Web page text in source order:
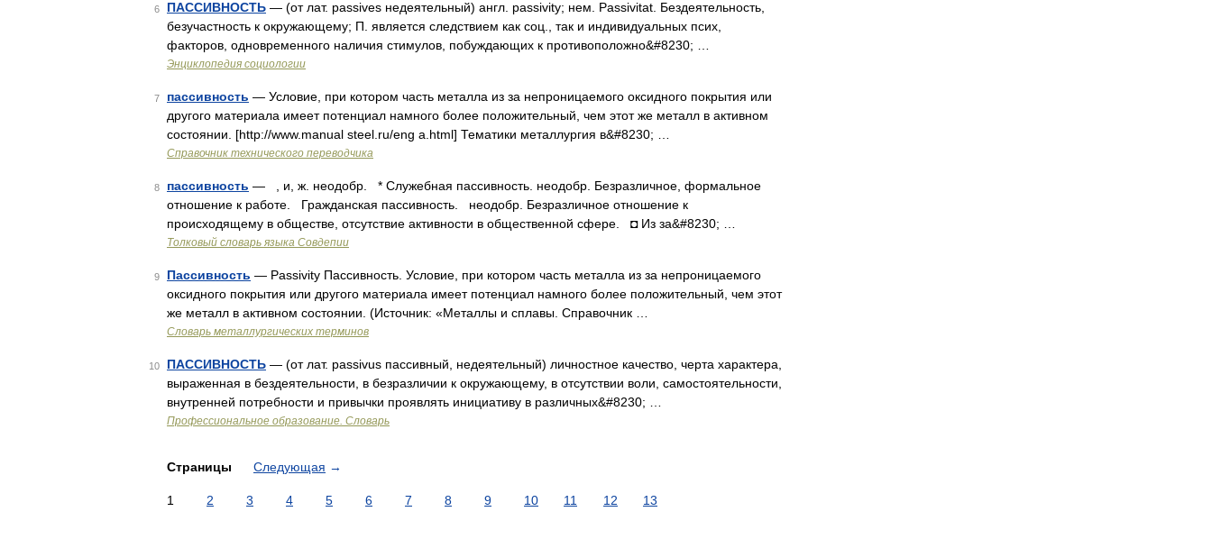
6 ПАССИВНОСТЬ — (от лат. passives недеятельный) англ. passivity; нем. Passivitat. Бездеятельность,
безучастность к окружающему; П. является следствием как соц., так и индивидуальных псих,
факторов, одновременного наличия стимулов, побуждающих к противоположно&#8230; …
Энциклопедия социологии
7 пассивность — Условие, при котором часть металла из за непроницаемого оксидного покрытия или
другого материала имеет потенциал намного более положительный, чем этот же металл в активном
состоянии. [http://www.manual steel.ru/eng a.html] Тематики металлургия в&#8230; …
Справочник технического переводчика
8 пассивность — , и, ж. неодобр. * Служебная пассивность. неодобр. Безразличное, формальное
отношение к работе. Гражданская пассивность. неодобр. Безразличное отношение к
происходящему в обществе, отсутствие активности в общественной сфере. ◘ Из за&#8230; …
Толковый словарь языка Совдепии
9 Пассивность — Passivity Пассивность. Условие, при котором часть металла из за непроницаемого
оксидного покрытия или другого материала имеет потенциал намного более положительный, чем этот
же металл в активном состоянии. (Источник: «Металлы и сплавы. Справочник …
Словарь металлургических терминов
10 ПАССИВНОСТЬ — (от лат. passivus пассивный, недеятельный) личностное качество, черта характера,
выраженная в бездеятельности, в безразличии к окружающему, в отсутствии воли, самостоятельности,
внутренней потребности и привычки проявлять инициативу в различных&#8230; …
Профессиональное образование. Словарь
Страницы Следующая →
1 2 3 4 5 6 7 8 9 10 11 12 13